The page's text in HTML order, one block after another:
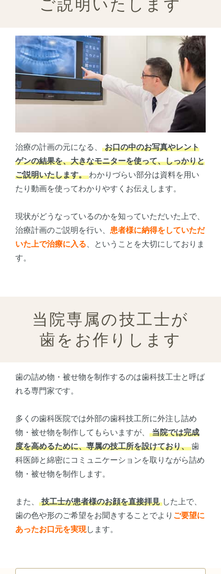
ご説明いたします
治療の計画の元になる、
お口の中のお写真やレント
ゲンの結果を、大きなモニターを使って、しっかりと
ご説明いたします。 わかりづらい部分は資料を用い
たり動画を使ってわかりやすくお伝えします。
現状がどうなっているのかを知っていただいた上で、
治療計画のご説明を行い、 患者様に納得をしていただ
いた上で治療に入る 、ということを大切にしておりま
す。
当院専属の技工士が
歯をお作りします
歯の詰め物・被せ物を制作するのは歯科技工士と呼ば
れる専門家です。
多くの歯科医院では外部の歯科技工所に外注し詰め
物・被せ物を制作してもらいますが、
当院では完成
度を高めるために、専属の技工所を設けており、 歯
科医師と綿密にコミュニケーションを取りながら詰め
物・被せ物を制作します。
また、 技工士が患者様のお顔を直接拝見 した上で、
歯の色や形のご希望をお聞きすることでより ご要望に
あったお口元を実現します。